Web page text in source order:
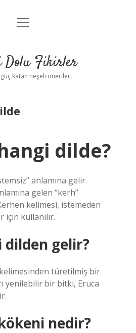
Anasayfa
Yasal Uyarı
menüyü
Dolu Fikirler
güç katan neşeli öneriler!
dilde?
anlamına gelir.
gelen “kerh”
kelimesi, istemeden
kullanılır.
dilden gelir?
türetilmiş bir
yenilebilir bir bitki, Eruca
nedir?